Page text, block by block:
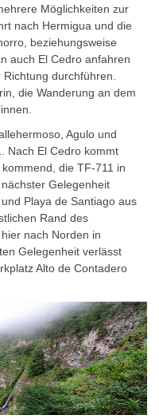
Möglichkeiten zur
nach Hermigua und die
beziehungsweise
auch El Cedro anfahren
durchführen.
die Wanderung an dem
Agulo und
Nach El Cedro kommt
die TF-711 in
Gelegenheit
Playa de Santiago aus
Rand des
nach Norden in
Gelegenheit verlässt
Alto de Contadero